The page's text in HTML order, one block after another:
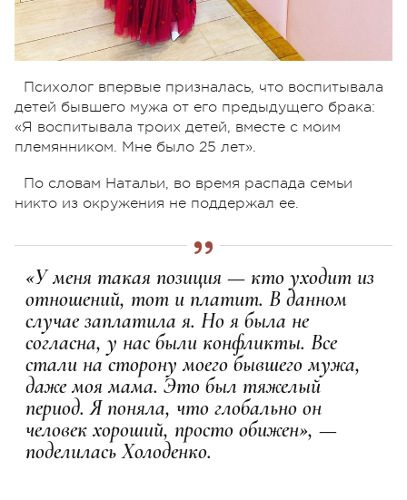
Психолог впервые призналась, что воспитывала
детей бывшего мужа от его предыдущего брака:
«Я воспитывала троих детей, вместе с моим
племянником. Мне было 25 лет».
По словам Натальи, во время распада семьи
никто из окружения не поддержал ее.
«У меня такая позиция — кто уходит из
отношений, тот и платит. В данном
случае заплатила я. Но я была не
согласна, у нас были конфликты. Все
стали на сторону моего бывшего мужа,
даже моя мама. Это был тяжелый
период. Я поняла, что глобально он
человек хороший, просто обижен», —
поделилась Холоденко.